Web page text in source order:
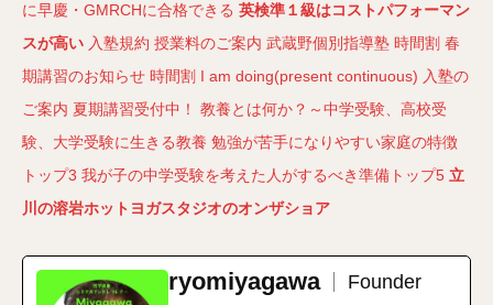
に早慶・GMRCHに合格できる 英検準１級はコストパフォーマン
スが高い 入塾規約 授業料のご案内 武蔵野個別指導塾 時間割 春
期講習のお知らせ 時間割 I am doing(present continuous) 入塾の
ご案内 夏期講習受付中！
教養とは何か？～中学受験、高校受
験、大学受験に生きる教養 勉強が苦手になりやすい家庭の特徴
トップ3 我が子の中学受験を考えた人がするべき準備トップ5 立
川の溶岩ホットヨガスタジオのオンザショア
ryomiyagawa
Founder